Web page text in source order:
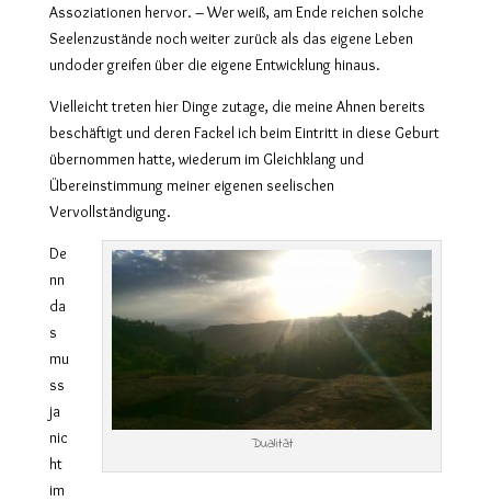
Assoziationen hervor. – Wer weiß, am Ende reichen solche
Seelenzustände noch weiter zurück als das eigene Leben
undoder greifen über die eigene Entwicklung hinaus.
Vielleicht treten hier Dinge zutage, die meine Ahnen bereits
beschäftigt und deren Fackel ich beim Eintritt in diese Geburt
übernommen hatte, wiederum im Gleichklang und
Übereinstimmung meiner eigenen seelischen
Vervollständigung.
Dualität
De
nn
da
s
mu
ss
ja
nic
ht
im